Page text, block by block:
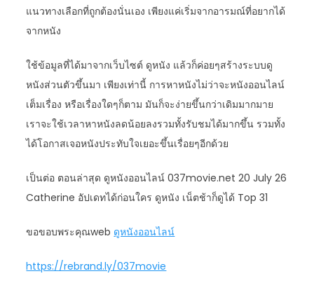
แนวทางเลือกที่ถูกต้องนั่นเอง เพียงแค่เริ่มจากอารมณ์ที่อยากได้
จากหนัง
ใช้ข้อมูลที่ได้มาจากเว็บไซต์ ดูหนัง แล้วก็ค่อยๆสร้างระบบดู
หนังส่วนตัวขึ้นมา เพียงเท่านี้ การหาหนังไม่ว่าจะหนังออนไลน์
เต็มเรื่อง หรือเรื่องใดๆก็ตาม มันก็จะง่ายขึ้นกว่าเดิมมากมาย
เราจะใช้เวลาหาหนังลดน้อยลงรวมทั้งรับชมได้มากขึ้น รวมทั้ง
ได้โอกาสเจอหนังประทับใจเยอะขึ้นเรื่อยๆอีกด้วย
เป็นต่อ ตอนล่าสุด ดูหนังออนไลน์ 037movie.net 20 July 26
Catherine อัปเดทได้ก่อนใคร ดูหนัง เน็ตช้าก็ดูได้ Top 31
ขอขอบพระคุณweb ดูหนังออนไลน์
https://rebrand.ly/037movie